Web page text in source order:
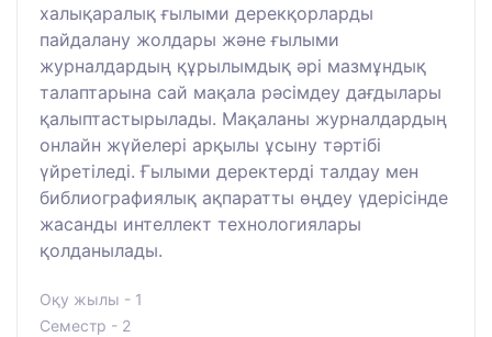
халықаралық ғылыми дерекқорларды
пайдалану жолдары және ғылыми
журналдардың құрылымдық әрі мазмұндық
талаптарына сай мақала рәсімдеу дағдылары
қалыптастырылады. Мақаланы журналдардың
онлайн жүйелері арқылы ұсыну тәртібі
үйретіледі. Ғылыми деректерді талдау мен
библиографиялық ақпаратты өңдеу үдерісінде
жасанды интеллект технологиялары
қолданылады.
Оқу жылы - 1
Семестр - 2